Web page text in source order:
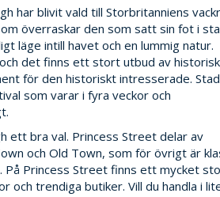
har blivit vald till Storbritanniens
överraskar den som satt sin fot i
läge intill havet och en lummig natur.
det finns ett stort utbud av
för den historiskt intresserade.
som varar i fyra veckor och
ett bra val. Princess Street delar av
och Old Town, som för övrigt är
På Princess Street finns ett mycket
och trendiga butiker. Vill du handla i